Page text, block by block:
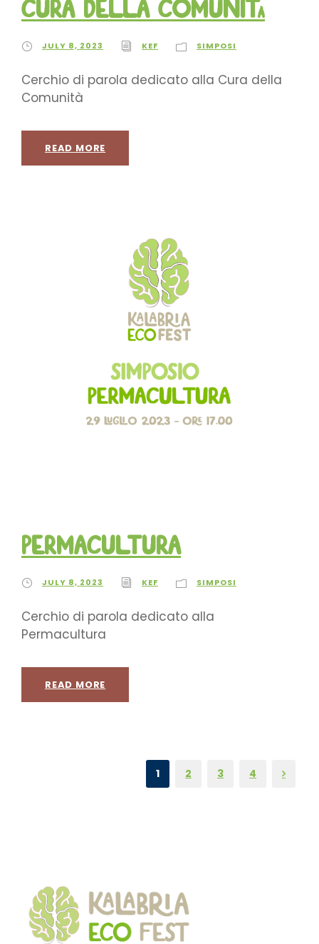
Cura della Comunità
JULY 8, 2023 KEF SIMPOSI
Cerchio di parola dedicato alla Cura della
Comunità
READ MORE
Permacultura
JULY 8, 2023 KEF SIMPOSI
Cerchio di parola dedicato alla
Permacultura
READ MORE
1 2 3 4